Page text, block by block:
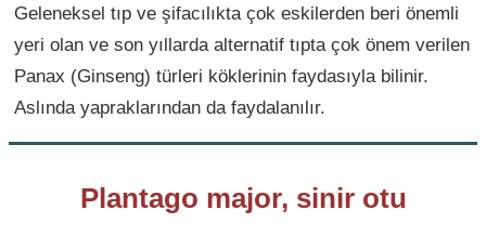
Geleneksel tıp ve şifacılıkta çok eskilerden beri önemli
yeri olan ve son yıllarda alternatif tıpta çok önem verilen
Panax (Ginseng) türleri köklerinin faydasıyla bilinir.
Aslında yapraklarından da faydalanılır.
Plantago major, sinir otu